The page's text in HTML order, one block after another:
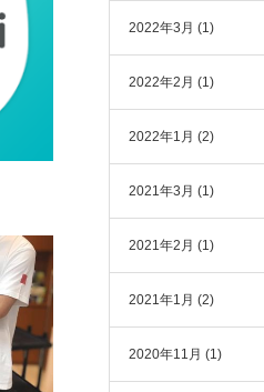
2022年3月 (1)
2022年2月 (1)
2022年1月 (2)
2021年3月 (1)
2021年2月 (1)
2021年1月 (2)
2020年11月 (1)